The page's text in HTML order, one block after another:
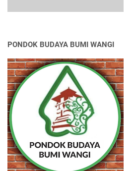
PONDOK BUDAYA BUMI WANGI